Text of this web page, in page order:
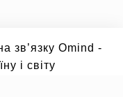
зв’язку Omind -
і світу